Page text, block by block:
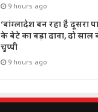
9 hours ago
‘बांग्लादेश बन रहा है दूसरा
के बेटे का बड़ा दावा, दो साल
चुप्पी
9 hours ago